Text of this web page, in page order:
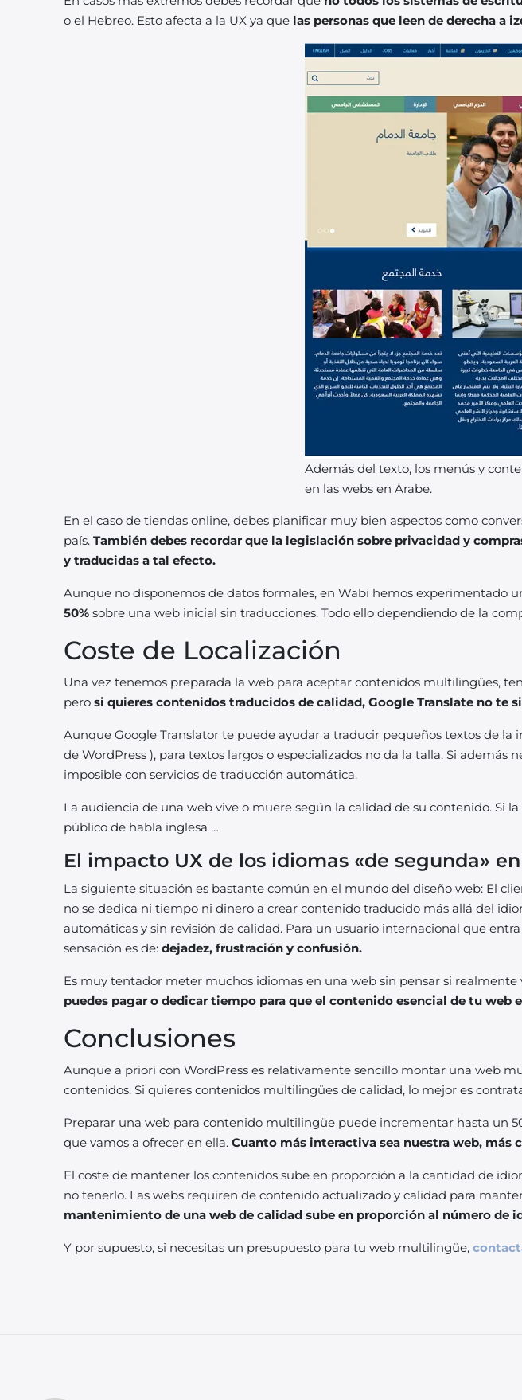
o el Hebreo. Esto afecta a la UX ya que las personas que leen de derecha a
Además del texto, los menús y
en las webs en Árabe.
En el caso de tiendas online, debes planificar muy bien aspectos como
país. También debes recordar que la legislación sobre privacidad y
y traducidas a tal efecto.
Aunque no disponemos de datos formales, en Wabi hemos experimentado
50% sobre una web inicial sin traducciones. Todo ello dependiendo de la
Coste de Localización
Una vez tenemos preparada la web para aceptar contenidos multilingües,
pero si quieres contenidos traducidos de calidad, Google Translate no te
Aunque Google Translator te puede ayudar a traducir pequeños textos de
de WordPress ), para textos largos o especializados no da la talla. Si
imposible con servicios de traducción automática.
La audiencia de una web vive o muere según la calidad de su contenido. Si
público de habla inglesa …
El impacto UX de los idiomas «de segunda»
La siguiente situación es bastante común en el mundo del diseño web: El
no se dedica ni tiempo ni dinero a crear contenido traducido más allá del
automáticas y sin revisión de calidad. Para un usuario internacional que
sensación es de: dejadez, frustración y confusión.
Es muy tentador meter muchos idiomas en una web sin pensar si
puedes pagar o dedicar tiempo para que el contenido esencial de tu web
Conclusiones
Aunque a priori con WordPress es relativamente sencillo montar una web
contenidos. Si quieres contenidos multilingües de calidad, lo mejor es
Preparar una web para contenido multilingüe puede incrementar hasta un
que vamos a ofrecer en ella. Cuanto más interactiva sea nuestra web,
El coste de mantener los contenidos sube en proporción a la cantidad de
no tenerlo. Las webs requiren de contenido actualizado y calidad para
mantenimiento de una web de calidad sube en proporción al número de
Y por supuesto, si necesitas un presupuesto para tu web multilingüe,